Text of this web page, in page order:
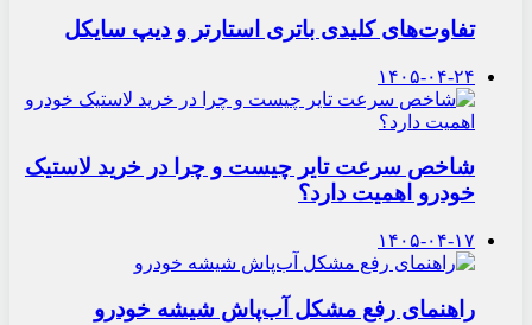
تفاوت‌های کلیدی باتری استارتر و دیپ سایکل
۱۴۰۵-۰۴-۲۴
شاخص سرعت تایر چیست و چرا در خرید لاستیک
خودرو اهمیت دارد؟
۱۴۰۵-۰۴-۱۷
راهنمای رفع مشکل آب‌پاش شیشه خودرو